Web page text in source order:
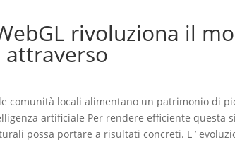
rivoluziona il
comunità locali alimentano un patrimonio di
artificiale Per rendere efficiente questa
possa portare a risultati concreti. L ’